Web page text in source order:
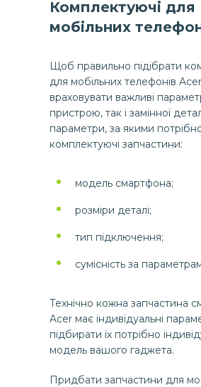
Комплектуючі для
мобільних
Щоб правильно підібрати
для мобільних телефонів
враховувати важливі
пристрою, так і замінної
параметри, за якими
комплектуючі запчастини:
модель смартфона;
розміри деталі;
тип підключення;
сумісність за
Технічно кожна запчастина
Acer має індивідуальні
підбирати їх потрібно
модель вашого гаджета.
Придбати запчастини для